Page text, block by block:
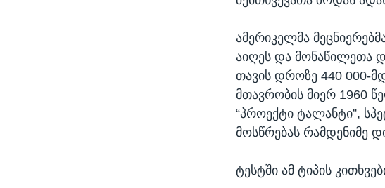
ამერიკელმა
აიღეს და მონაწილეთა
თავის დროზე 440 000-
მთავრობის მიერ 1960
“პროექტი ტალანტი”,
მოსწრებას რამდენიმე
ტესტში ამ ტიპის